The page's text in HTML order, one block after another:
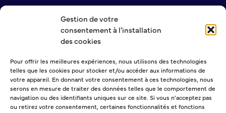
Gestion de votre
consentement à l'installation
des cookies
Pour offrir les meilleures expériences, nous utilisons des technologies
telles que les cookies pour stocker et/ou accéder aux informations de
votre appareil. En donnant votre consentement à ces technologies, nous
serons en mesure de traiter des données telles que le comportement de
navigation ou des identifiants uniques sur ce site. Si vous n'acceptez pas
ou retirez votre consentement, certaines fonctionnalités et fonctions
NOUS CONTACTER
MENTIONS LÉGALES
POLITIQUE DE CONFIDENTIALITÉ
NEWSLETTER